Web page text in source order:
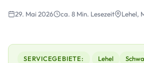
29. Mai 2026 ca. 8 Min. Lesezeit Lehel,
SERVICEGEBIETE: Lehel